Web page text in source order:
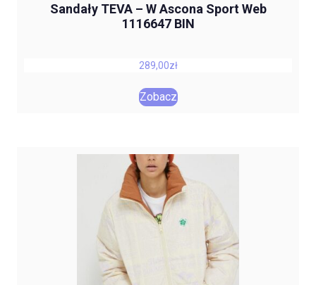
Sandały TEVA – W Ascona Sport Web
1116647 BIN
289,00zł
Zobacz